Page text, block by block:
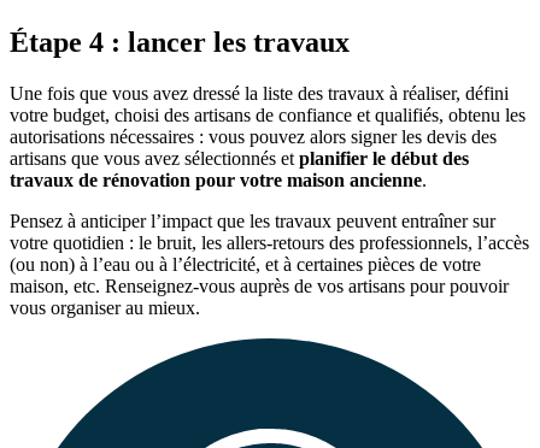
Étape 4 : lancer les travaux
Une fois que vous avez dressé la liste des travaux à réaliser, défini
votre budget, choisi des artisans de confiance et qualifiés, obtenu les
autorisations nécessaires : vous pouvez alors signer les devis des
artisans que vous avez sélectionnés et planifier le début des
travaux de rénovation pour votre maison ancienne.
Pensez à anticiper l’impact que les travaux peuvent entraîner sur
votre quotidien : le bruit, les allers-retours des professionnels, l’accès
(ou non) à l’eau ou à l’électricité, et à certaines pièces de votre
maison, etc. Renseignez-vous auprès de vos artisans pour pouvoir
vous organiser au mieux.